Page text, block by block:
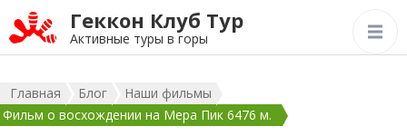
Геккон Клуб Тур
Активные туры в горы
Главная Блог
Наши фильмы
Фильм о восхождении на Мера Пик 6476 м.